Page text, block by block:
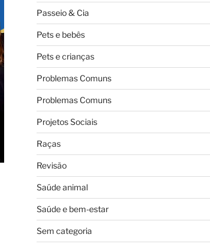
Passeio & Cia
Pets e bebês
Pets e crianças
Problemas Comuns
Problemas Comuns
Projetos Sociais
Raças
Revisão
Saúde animal
Saúde e bem-estar
Sem categoria